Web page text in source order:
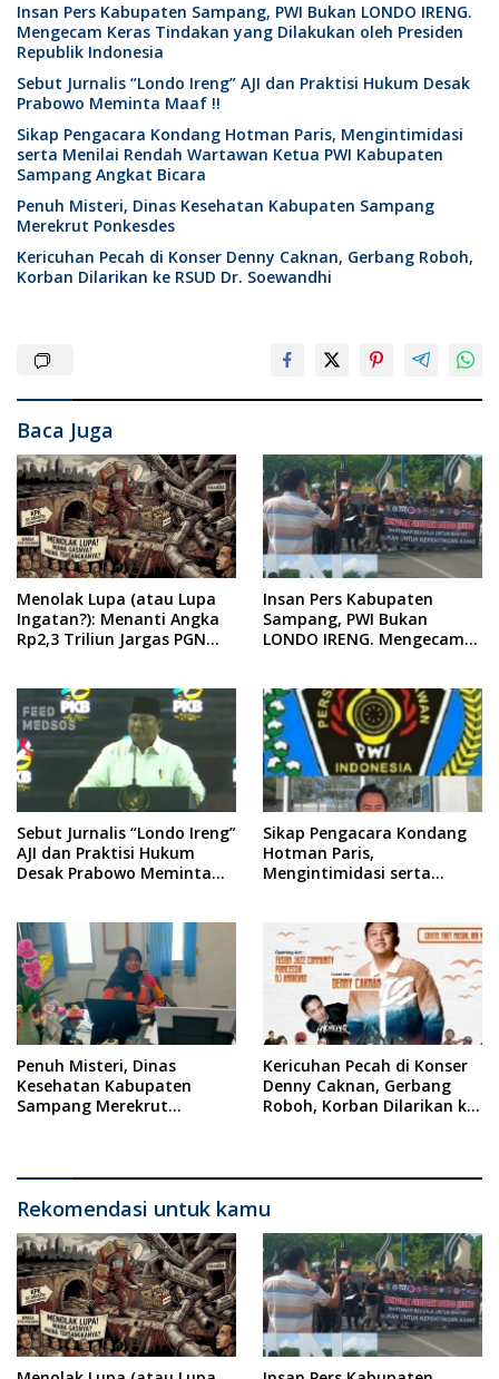
Insan Pers Kabupaten Sampang, PWI Bukan LONDO IRENG.
Mengecam Keras Tindakan yang Dilakukan oleh Presiden
Republik Indonesia
Sebut Jurnalis “Londo Ireng” AJI dan Praktisi Hukum Desak
Prabowo Meminta Maaf !!
Sikap Pengacara Kondang Hotman Paris, Mengintimidasi
serta Menilai Rendah Wartawan Ketua PWI Kabupaten
Sampang Angkat Bicara
Penuh Misteri, Dinas Kesehatan Kabupaten Sampang
Merekrut Ponkesdes
Kericuhan Pecah di Konser Denny Caknan, Gerbang Roboh,
Korban Dilarikan ke RSUD Dr. Soewandhi
Baca Juga
Menolak Lupa (atau Lupa
Ingatan?): Menanti Angka
Rp2,3 Triliun Jargas PGN
Insan Pers Kabupaten
Sampang, PWI Bukan
LONDO IRENG. Mengecam
Republik Indonesia
Sebut Jurnalis “Londo Ireng”
AJI dan Praktisi Hukum
Desak Prabowo Meminta
Sikap Pengacara Kondang
Hotman Paris,
Mengintimidasi serta
Sampang Angkat Bicara
Penuh Misteri, Dinas
Kesehatan Kabupaten
Sampang Merekrut
Kericuhan Pecah di Konser
Denny Caknan, Gerbang
Roboh, Korban Dilarikan ke
Rekomendasi untuk kamu